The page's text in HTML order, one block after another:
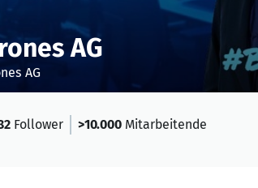
AG
AG
Follower >10.000 Mitarbeitende